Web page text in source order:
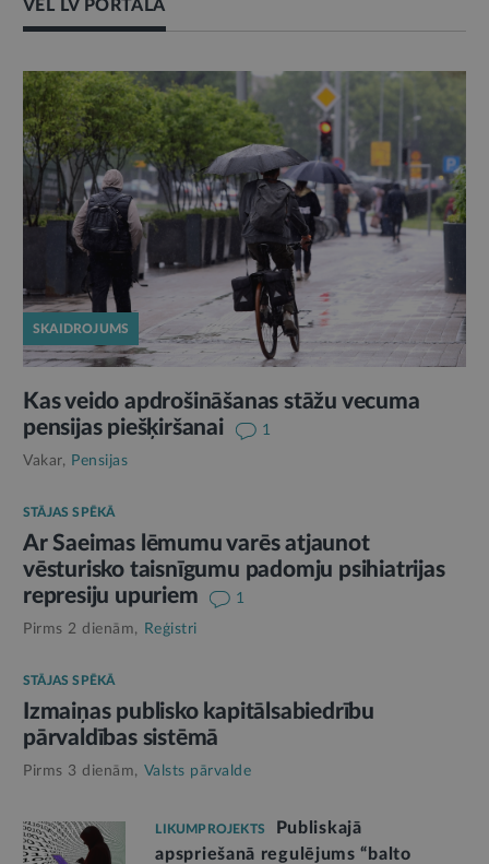
VĒL LV PORTĀLĀ
SKAIDROJUMS
Kas veido apdrošināšanas stāžu vecuma
pensijas piešķiršanai
1
Vakar, Pensijas
STĀJAS SPĒKĀ
Ar Saeimas lēmumu varēs atjaunot
vēsturisko taisnīgumu padomju psihiatrijas
represiju upuriem
1
Pirms 2 dienām,
Reģistri
STĀJAS SPĒKĀ
Izmaiņas publisko kapitālsabiedrību
pārvaldības sistēmā
Pirms 3 dienām, Valsts pārvalde
LIKUMPROJEKTS
Publiskajā
apspriešanā regulējums “balto